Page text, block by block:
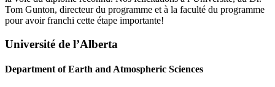
Tom Gunton, directeur du programme et à la faculté du programme
pour avoir franchi cette étape importante!
Université de l’Alberta
Department of Earth and Atmospheric Sciences